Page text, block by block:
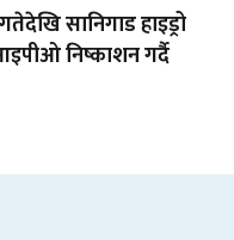
सानिगाड हाइड्रो
निष्काशन गर्दै